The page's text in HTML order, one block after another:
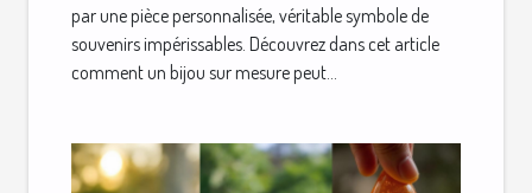
par une pièce personnalisée, véritable symbole de
souvenirs impérissables. Découvrez dans cet article
comment un bijou sur mesure peut...